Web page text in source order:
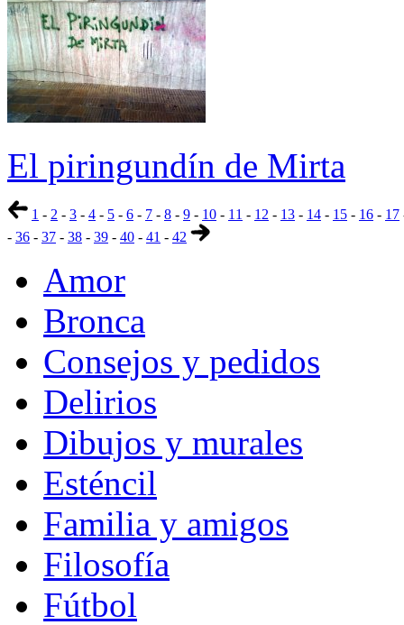
El piringundín de Mirta
1 - 2 - 3 - 4 - 5 - 6 - 7 - 8 - 9 - 10 - 11 - 12 - 13 - 14 - 15 - 16 - 17
- 36 - 37 - 38 - 39 - 40 - 41 - 42
Amor
Bronca
Consejos y pedidos
Delirios
Dibujos y murales
Esténcil
Familia y amigos
Filosofía
Fútbol